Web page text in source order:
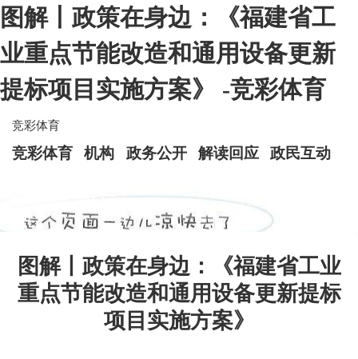
图解丨政策在身边：《福建省工
业重点节能改造和通用设备更新
提标项目实施方案》 -竞彩体育
竞彩体育
竞彩体育 机构 政务公开 解读回应 政民互动
图解丨政策在身边：《福建省工业
重点节能改造和通用设备更新提标
项目实施方案》